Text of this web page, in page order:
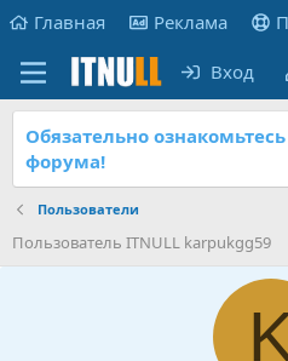
Главная Реклама
Вход
Обязательно ознакомьтесь
форума!
Пользователи
Пользователь ITNULL karpukgg59